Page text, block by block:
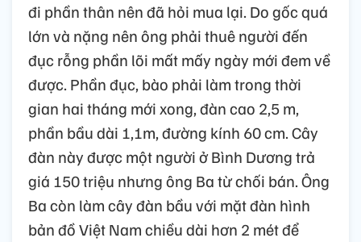
đi phần thân nên đã hỏi mua lại. Do gốc quá
lớn và nặng nên ông phải thuê người đến
đục rỗng phần lõi mất mấy ngày mới đem về
được. Phần đục, bào phải làm trong thời
gian hai tháng mới xong, đàn cao 2,5 m,
phần bầu dài 1,1m, đường kính 60 cm. Cây
đàn này được một người ở Bình Dương trả
giá 150 triệu nhưng ông Ba từ chối bán. Ông
Ba còn làm cây đàn bầu với mặt đàn hình
bản đồ Việt Nam chiều dài hơn 2 mét để